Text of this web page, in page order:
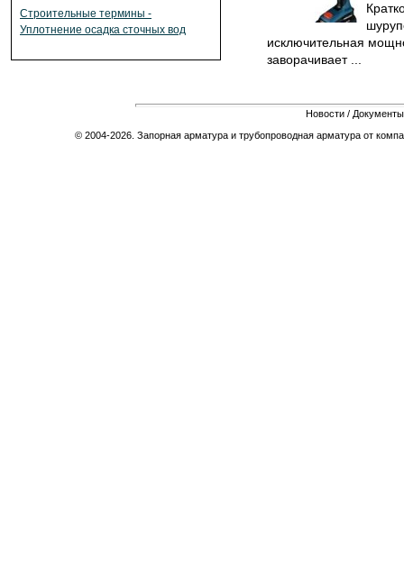
Строительные термины -
Уплотнение осадка сточных вод
исключительная
заворачивает ...
Новости / Документы
© 2004-2026. Запорная арматура и трубопроводная арматура от